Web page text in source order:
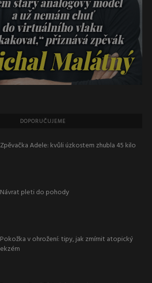
DOPORUČUJEME
Zpěvačka Adele: kvůli úzkostem zhubla 45 kilo
Návrat pleti do pohody
Pokožka v ohrožení: tipy, jak zmírnit atopický
ekzém